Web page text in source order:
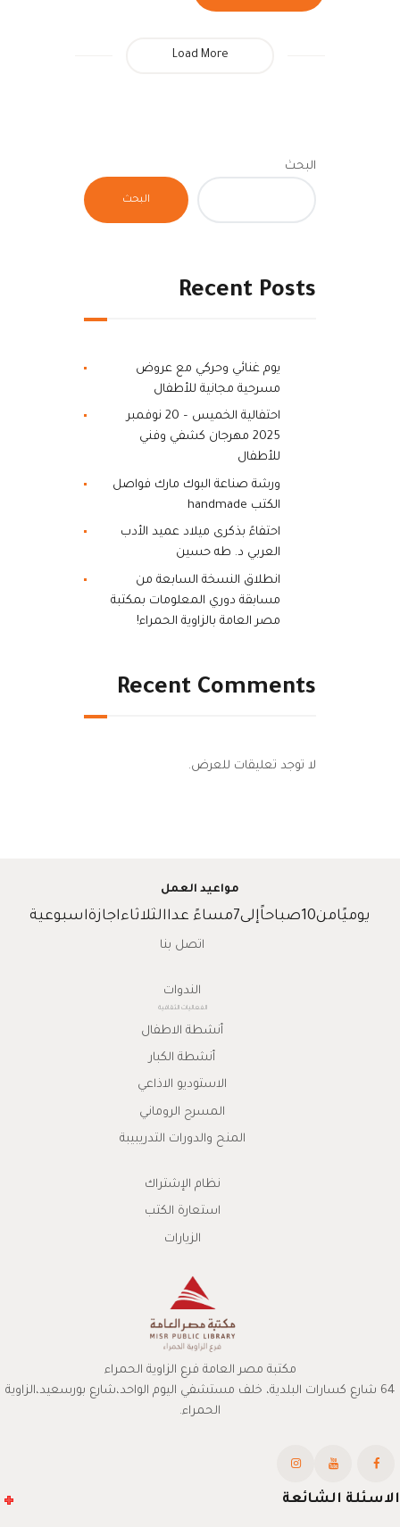
Load More
البحث
البحث
Recent Posts
يوم غنائي وحركي مع عروض
مسرحية مجانية للأطفال
احتفالية الخميس – 20 نوفمبر
2025 مهرجان كشفي وفني
للأطفال
ورشة صناعة البوك مارك فواصل
الكتب handmade
احتفاءً بذكرى ميلاد عميد الأدب
العربي د. طه حسين
انطلاق النسخة السابعة من
مسابقة دوري المعلومات بمكتبة
مصر العامة بالزاوية الحمراء!
Recent Comments
لا توجد تعليقات للعرض.
مواعيد العمل
يوميًامن10صباحاًإلى7مساءً عداالثلاثاءاجازةاسبوعية
اتصل بنا
الندوات
الفعاليات الثقافية
أنشطة الاطفال
أنشطة الكبار
الاستوديو الاذاعي
المسرح الروماني
المنح والدورات التدريبيبة
نظام الإشتراك
استعارة الكتب
الزيارات
مكتبة مصر العامة فرع الزاوية الحمراء
64 شارع كسارات البلدية، خلف مستشفي اليوم الواحد،شارع بورسعيد،الزاوية
الحمراء.
الاسئلة الشائعة